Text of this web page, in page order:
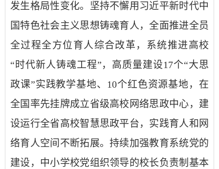
发生格局性变化。坚持不懈用习近平新时代中
国特色社会主义思想铸魂育人，全面推进全员
全过程全方位育人综合改革，系统推进高校
“时代新人铸魂工程”，高质量建设17个“大思
政课”实践教学基地、10个红色资源基地，在
全国率先挂牌成立省级高校网络思政中心，建
设运行全省高校智慧思政平台，实践育人和网
络育人空间不断拓展。持续加强教育系统党的
建设，中小学校党组织领导的校长负责制基本